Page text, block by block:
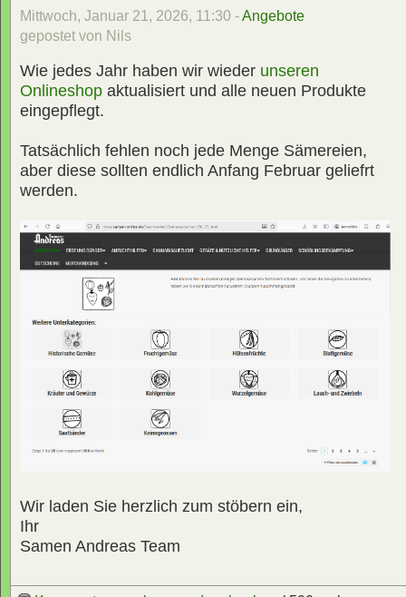
Mittwoch, Januar 21, 2026, 11:30 -Angebote
gepostet von Nils
Wie jedes Jahr haben wir wieder unseren
Onlineshop aktualisiert und alle neuen Produkte
eingepflegt.
Tatsächlich fehlen noch jede Menge Sämereien,
aber diese sollten endlich Anfang Februar geliefrt
werden.
Wir laden Sie herzlich zum stöbern ein,
Ihr
Samen Andreas Team